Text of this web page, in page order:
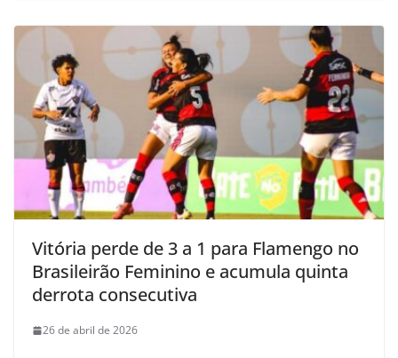
Vitória perde de 3 a 1 para Flamengo no
Brasileirão Feminino e acumula quinta
derrota consecutiva
26 de abril de 2026